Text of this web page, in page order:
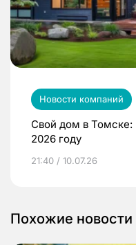
Новости компаний
Свой дом в Томске:
2026 году
21:40 / 10.07.26
Похожие новости